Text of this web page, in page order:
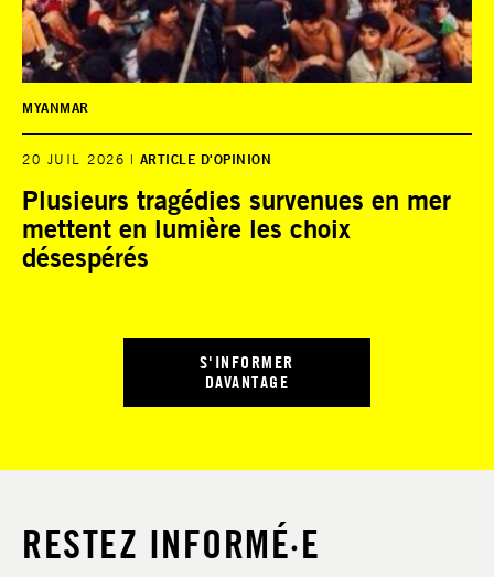
MYANMAR
20 JUIL 2026 ARTICLE D'OPINION
Plusieurs tragédies survenues en mer
mettent en lumière les choix
désespérés
S'INFORMER
DAVANTAGE
RESTEZ INFORMÉ·E